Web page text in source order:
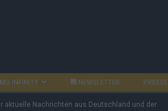
INFINITY NEWSLETTER PRESSE
aktuelle Nachrichten aus Deutschland und der